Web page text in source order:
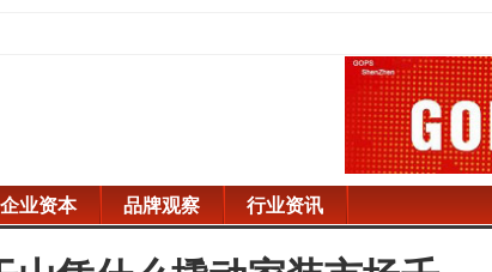
企业资本 品牌观察 行业资讯